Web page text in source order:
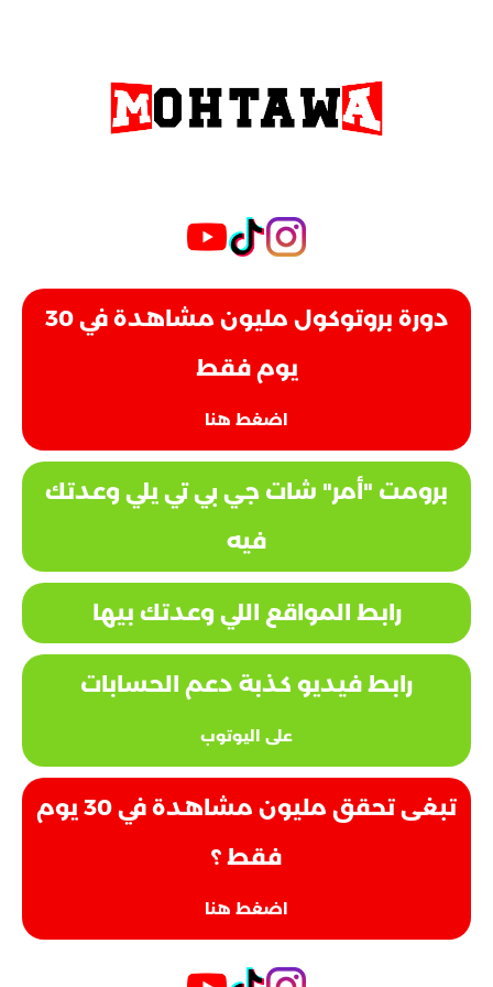
دورة بروتوكول مليون مشاهدة في 30
يوم فقط
اضغط هنا
برومت "أمر" شات جي بي تي يلي وعدتك
فيه
رابط المواقع اللي وعدتك بيها
رابط فيديو كذبة دعم الحسابات
على اليوتوب
تبغى تحقق مليون مشاهدة في 30 يوم
فقط ؟
اضغط هنا